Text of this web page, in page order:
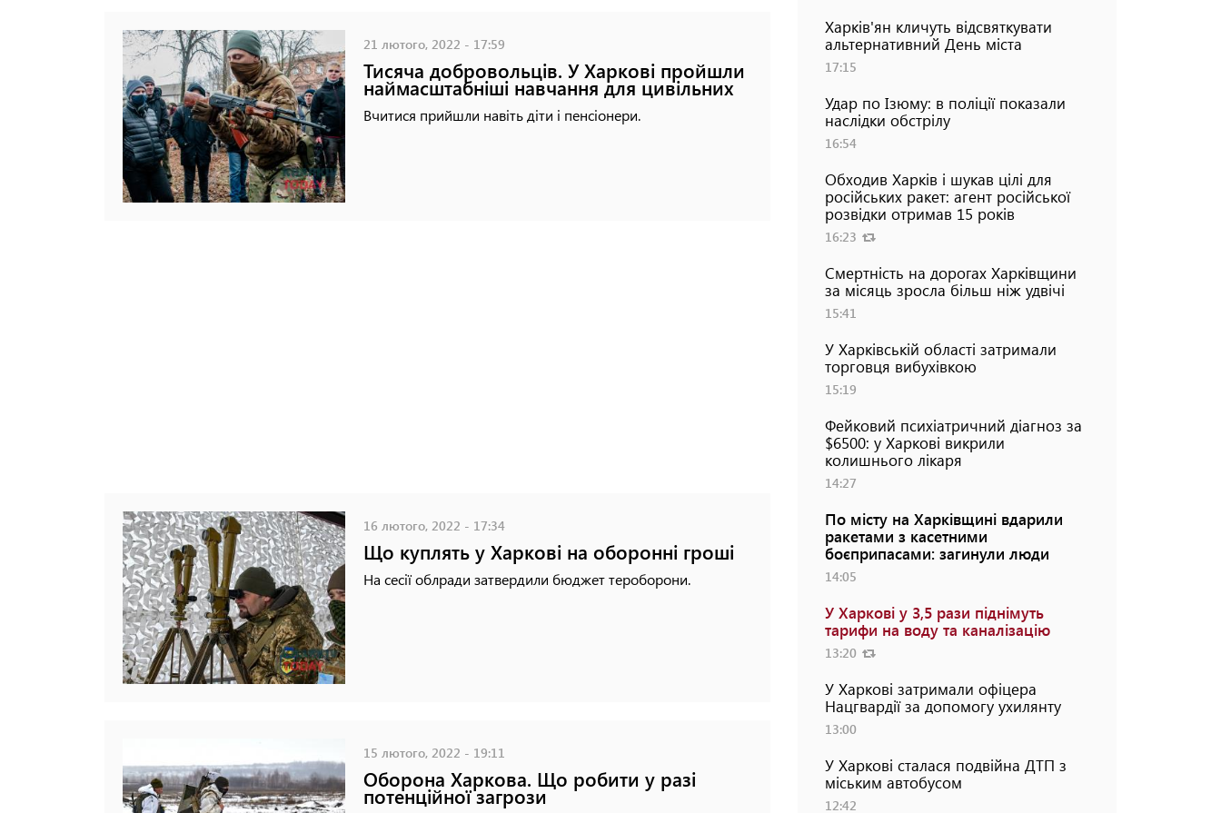
21 лютого, 2022 - 17:59
Тисяча добровольців. У Харкові пройшли
наймасштабніші навчання для цивільних
Вчитися прийшли навіть діти і пенсіонери.
16 лютого, 2022 - 17:34
Що куплять у Харкові на оборонні гроші
На сесії облради затвердили бюджет тероборони.
15 лютого, 2022 - 19:11
Оборона Харкова. Що робити у разі
потенційної загрози
Харків'ян кличуть відсвяткувати
альтернативний День міста
17:15
Удар по Ізюму: в поліції показали
наслідки обстрілу
16:54
Обходив Харків і шукав цілі для
російських ракет: агент російської
розвідки отримав 15 років
16:23
Смертність на дорогах Харківщини
за місяць зросла більш ніж удвічі
15:41
У Харківській області затримали
торговця вибухівкою
15:19
Фейковий психіатричний діагноз за
$6500: у Харкові викрили
колишнього лікаря
14:27
По місту на Харківщині вдарили
ракетами з касетними
боєприпасами: загинули люди
14:05
У Харкові у 3,5 рази піднімуть
тарифи на воду та каналізацію
13:20
У Харкові затримали офіцера
Нацгвардії за допомогу ухилянту
13:00
У Харкові сталася подвійна ДТП з
міським автобусом
12:42